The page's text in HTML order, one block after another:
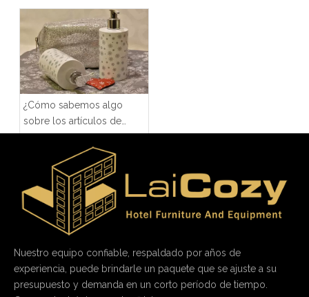
¿Cómo sabemos algo
sobre los artículos de
baño?
Nuestro equipo confiable, respaldado por años de
experiencia, puede brindarle un paquete que se ajuste a su
presupuesto y demanda en un corto período de tiempo.